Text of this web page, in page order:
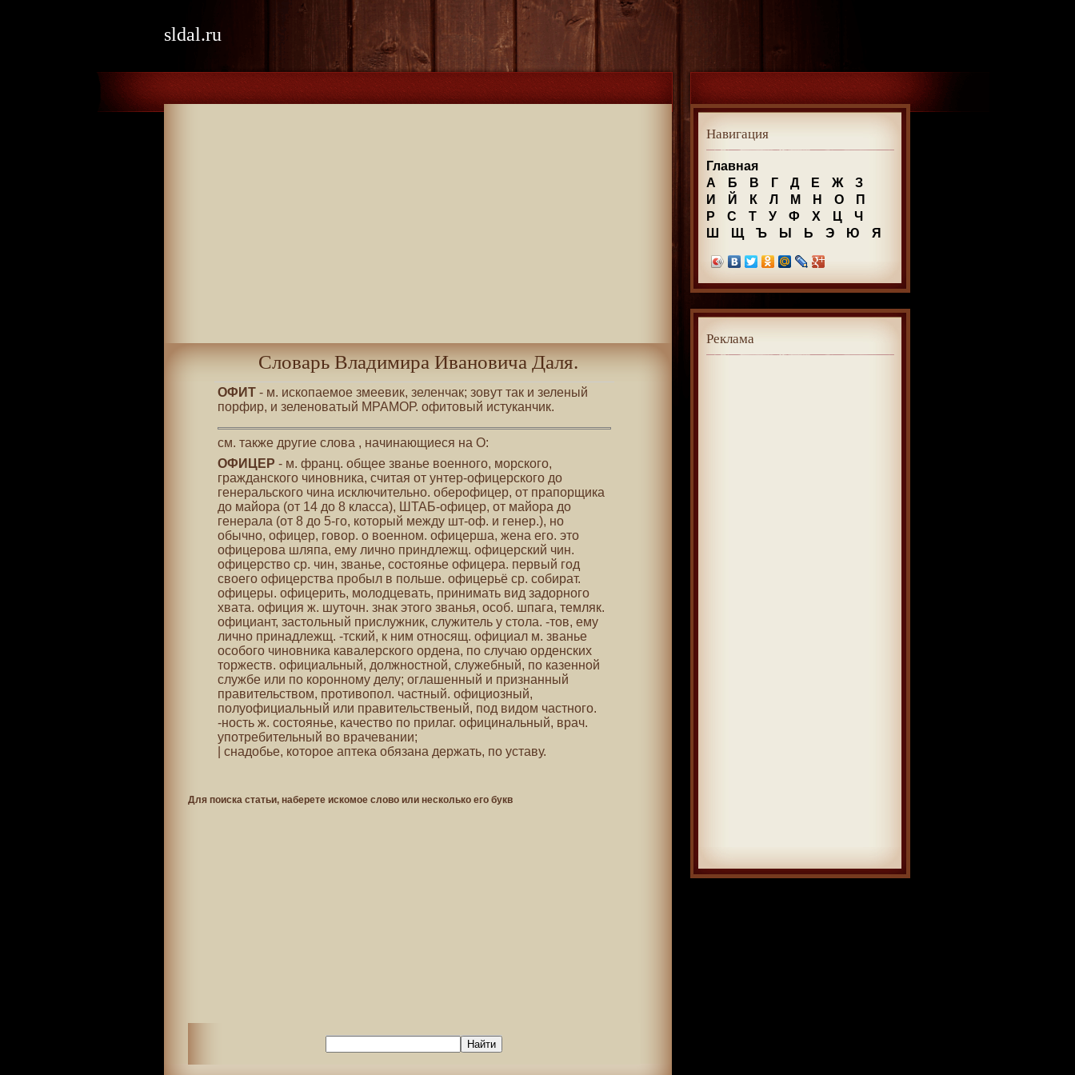
sldal.ru
Словарь Владимира Ивановича Даля.
ОФИТ- м. ископаемое змеевик, зеленчак; зовут так и зеленый
порфир, и зеленоватый МРАМОР. офитовый истуканчик.
см. также другие слова , начинающиеся на О:
ОФИЦЕР - м. франц. общее званье военного, морского,
гражданского чиновника, считая от унтер-офицерского до
генеральского чина исключительно. оберофицер, от прапорщика
до майора (от 14 до 8 класса), ШТАБ-офицер, от майора до
генерала (от 8 до 5-го, который между шт-оф. и генер.), но
обычно, офицер, говор. о военном. офицерша, жена его. это
офицерова шляпа, ему лично приндлежщ. офицерский чин.
офицерство ср. чин, званье, состоянье офицера. первый год
своего офицерства пробыл в польше. офицерьё ср. собират.
офицеры. офицерить, молодцевать, принимать вид задорного
хвата. официя ж. шуточн. знак этого званья, особ. шпага, темляк.
официант, застольный прислужник, служитель у стола. -тов, ему
лично принадлежщ. -тский, к ним относящ. официал м. званье
особого чиновника кавалерского ордена, по случаю орденских
торжеств. официальный, должностной, служебный, по казенной
службе или по коронному делу; оглашенный и признанный
правительством, противопол. частный. официозный,
полуофициальный или правительственый, под видом частного.
-ность ж. состоянье, качество по прилаг. официнальный, врач.
употребительный во врачевании;
| снадобье, которое аптека обязана держать, по уставу.
Для поиска статьи, наберете искомое слово или несколько его букв
Навигация
Главная
А
Б В Г Д Е Ж
З
И
Й К Л М Н О
П
Р
С Т У Ф Х Ц
Ч
Ш
Щ Ъ Ы Ь Э Ю Я
Реклама